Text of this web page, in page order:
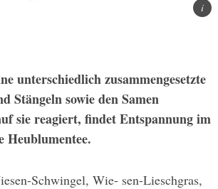
unterschiedlich zusammengesetzte
Stängeln sowie den Samen
sie reagiert, findet Entspannung im
Heublumentee.
Schwingel, Wie- sen-Lieschgras,